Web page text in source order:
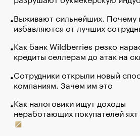
Выживают сильнейших. Почему
избавляются от лучших
Как банк Wildberries резко
кредиты селлерам до атак на
Сотрудники открыли новый
компаниям. Зачем им это
Как налоговики ищут доходы
неработающих покупателей яхт